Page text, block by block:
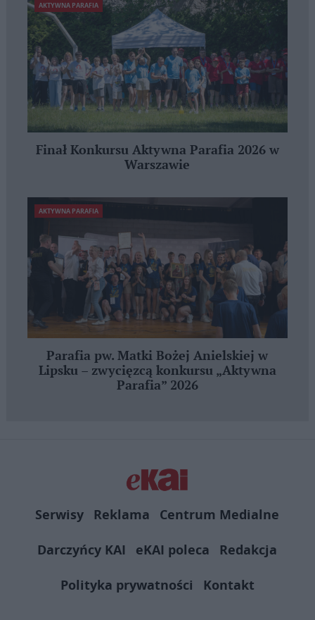
AKTYWNA PARAFIA
Finał Konkursu Aktywna Parafia 2026 w
Warszawie
AKTYWNA PARAFIA
Parafia pw. Matki Bożej Anielskiej w
Lipsku – zwycięzcą konkursu „Aktywna
Parafia” 2026
Serwisy Reklama
Centrum Medialne
Darczyńcy KAI
eKAI poleca
Redakcja
Polityka prywatności
Kontakt